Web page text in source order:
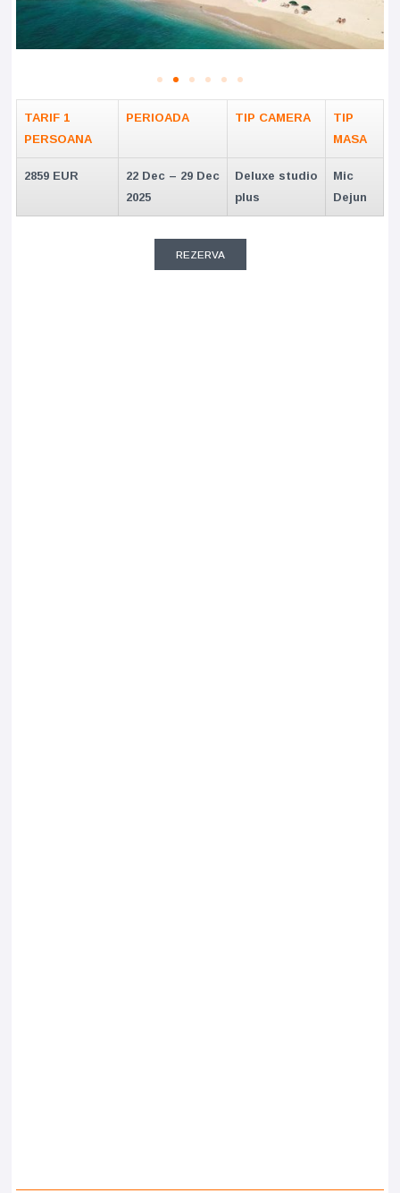
TARIF 1
PERSOANA
PERIOADA TIP CAMERA
TIP
MASA
2859 EUR
22 Dec – 29 Dec
2025
Deluxe studio
plus
Mic
Dejun
REZERVA